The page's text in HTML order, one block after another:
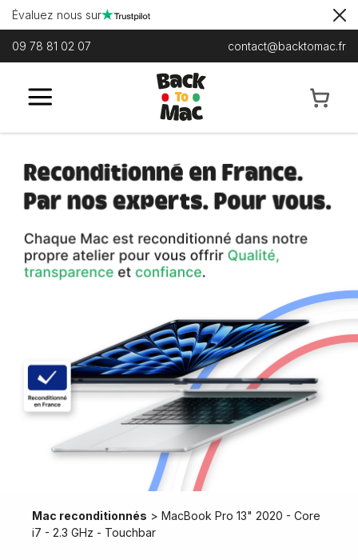
Évaluez nous sur
09 78 81 02 07 contact@backtomac.fr
Mac reconditionnés > MacBook Pro 13" 2020 - Core
i7 - 2.3 GHz - Touchbar